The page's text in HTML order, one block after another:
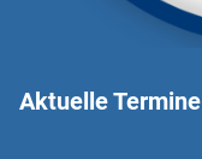
Aktuelle Termine